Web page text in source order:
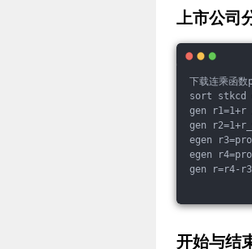
上市公司
下载连乘函
sort stkcd
gen r1=1+r
gen
egen
egen
gen r=r4-
开始与结